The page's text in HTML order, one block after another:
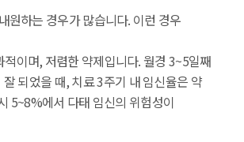
원하는 경우가 많습니다. 이런 경우
이며, 저렴한 약제입니다. 월경 3~5일째
되었을 때, 치료 3주기 내 임신율은 약
5~8%에서 다태 임신의 위험성이